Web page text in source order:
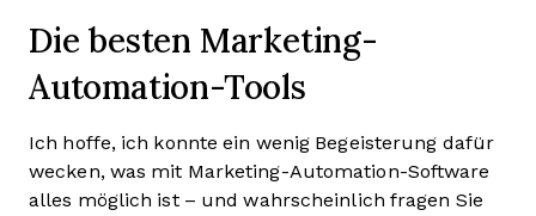
Die besten Marketing-
Automation-Tools
Ich hoffe, ich konnte ein wenig Begeisterung dafür
wecken, was mit Marketing-Automation-Software
alles möglich ist – und wahrscheinlich fragen Sie